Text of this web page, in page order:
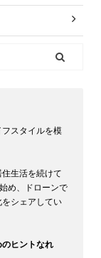
スタイルを模
生活を続けて
め、ドローンで
シェアしてい
ヒントなれ